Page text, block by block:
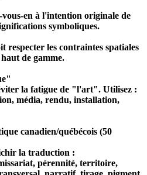
en à l'intention originale de
symboliques.
les contraintes spatiales
de gamme.
la fatigue de "l'art". Utilisez :
média, rendu, installation,
canadien/québécois (50
la traduction :
pérennité, territoire,